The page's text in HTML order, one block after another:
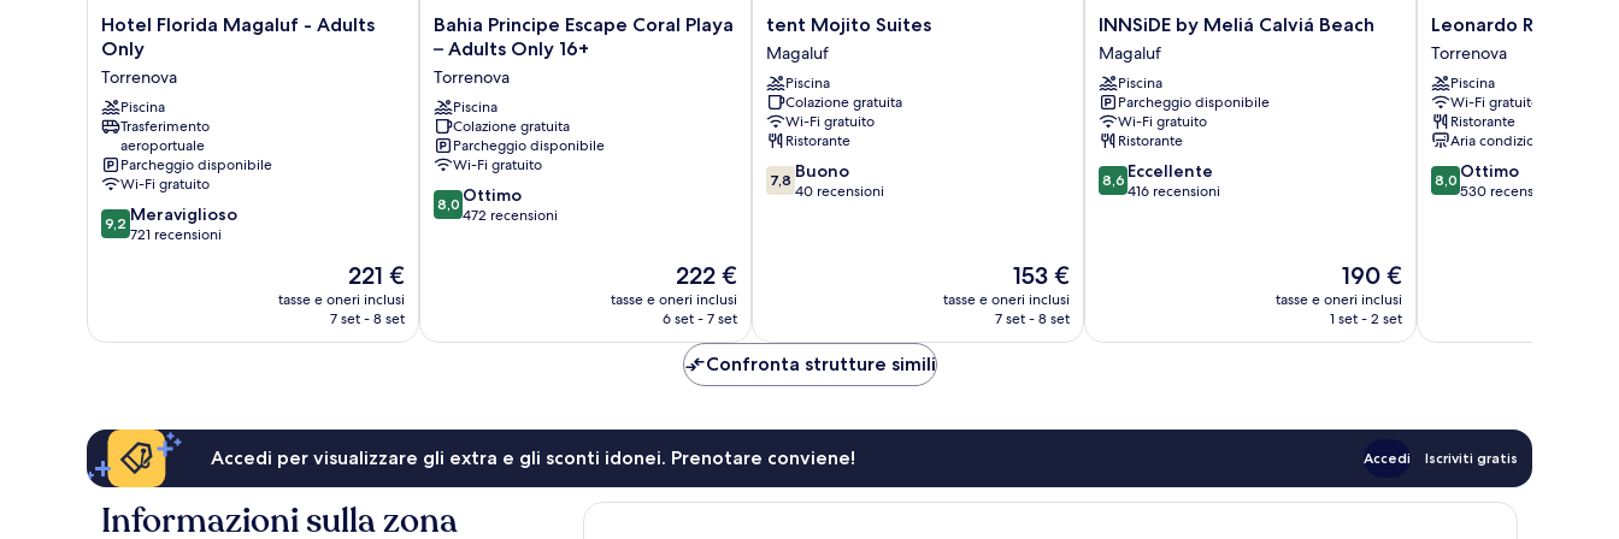
Hotel
Florida
Magaluf
-
Adults
Only
Torrenova
Hotel Florida Magaluf - Adults
Only
Torrenova
Piscina
Trasferimento
aeroportuale
Parcheggio disponibile
Wi-Fi gratuito
9.2
su
9,2 Meraviglioso
721 recensioni
Il
prezzo
attuale
221 €
tasse e oneri inclusi
7 set - 8 set
Bahia
Principe
Coral
Playa
–
Adults
Only
16+
Torrenova
Bahia Principe Escape Coral Playa
– Adults Only 16+
Torrenova
Piscina
Colazione gratuita
Parcheggio disponibile
Wi-Fi gratuito
8.0
su
8,0 Ottimo
472 recensioni
Il
prezzo
attuale
222 €
222 €
tasse e oneri inclusi
6 set - 7 set
tent
Mojito
Suites
Magaluf
tent Mojito Suites
Magaluf
Piscina
Colazione gratuita
Wi-Fi gratuito
Ristorante
7.8
su
7,8 Buono
40 recensioni
Il
prezzo
attuale
153 €
tasse e oneri inclusi
7 set - 8 set
INNSiDE
by
Meliá
Calviá
Beach
Magaluf
INNSiDE by Meliá Calviá Beach
Magaluf
Piscina
Parcheggio disponibile
Wi-Fi gratuito
Ristorante
8.6
su
8,6 Eccellente
416 recensioni
Il
prezzo
attuale
190 €
tasse e oneri inclusi
1 set - 2 set
Leonardo
Royal
Hotel
Mallorca
Torrenova
Leonardo Royal
Torrenova
Piscina
Wi-Fi gratuito
Ristorante
Aria condizionata
8.0
su
8,0 Ottimo
530 recensioni
Confronta strutture simili
Accedi per visualizzare gli extra e gli sconti idonei. Prenotare conviene! Accedi Iscriviti gratis
Informazioni sulla zona